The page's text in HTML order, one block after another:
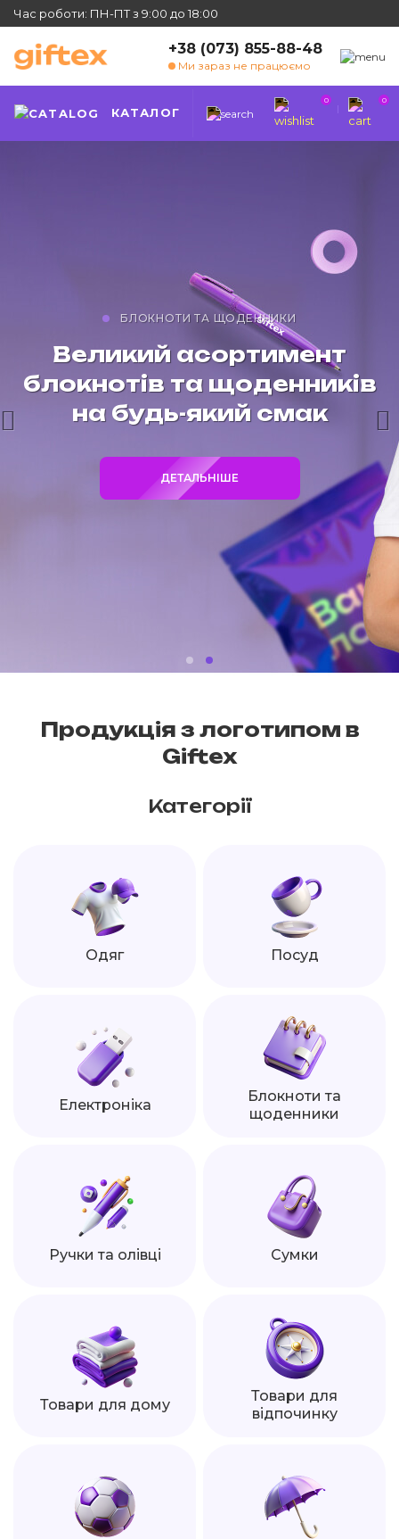
Час роботи: ПН-ПТ з 9:00 до 18:00
+38 (073) 855-88-48
Ми зараз не працюємо
КАТАЛОГ
0 0
БЛОКНОТИ ТА ЩОДЕННИКИ
Великий асортимент
блокнотів та щоденників
на будь-який смак
ДЕТАЛЬНІШЕ
Продукція з логотипом в
Giftex
Категорії
Одяг Посуд
Електроніка
Блокноти та
щоденники
Ручки та олівці Сумки
Товари для дому
Товари для
відпочинку